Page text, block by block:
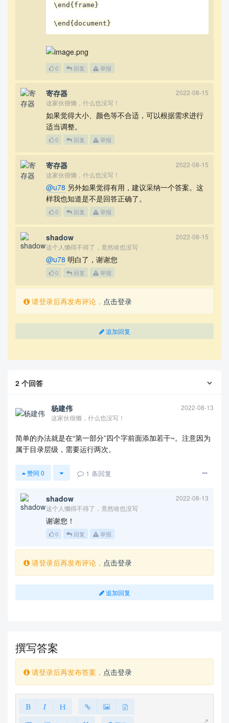
\end{frame}
\end{document}
0 回复 举报
寄存器
2022-08-15
这家伙很懒，什么也没写！
如果觉得大小、颜色等不合适，可以根据需求进行
适当调整。
0 回复 举报
寄存器
2022-08-15
这家伙很懒，什么也没写！
@u78 另外如果觉得有用，建议采纳一个答案。这
样我也知道是不是回答正确了。
0 回复 举报
shadow
2022-08-15
这个人懒得不得了，竟然啥也没写
@u78 明白了，谢谢您
0 回复 举报
请登录后再发布评论， 点击登录
追加回复
2 个回答
杨建伟
2022-08-13
这家伙很懒，什么也没写！
简单的办法就是在“第一部分”四个字前面添加若干~。注意因为
属于目录层级，需要运行两次。
赞同 0 1 条回复
shadow
2022-08-13
这个人懒得不得了，竟然啥也没写
谢谢您！
0 回复 举报
请登录后再发布评论， 点击登录
追加回复
撰写答案
请登录后再发布答案， 点击登录